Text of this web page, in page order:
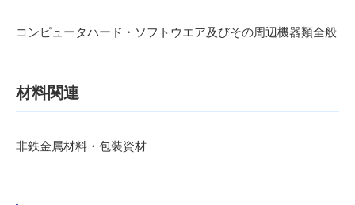
コンピュータハード・ソフトウエア及びその周辺機器類全般
材料関連
非鉄金属材料・包装資材